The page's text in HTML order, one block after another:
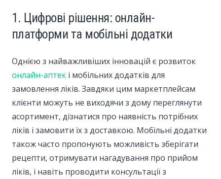
1. Цифрові рішення: онлайн-
платформи та мобільні додатки
Однією з найважливіших інновацій є розвиток
онлайн-аптек і мобільних додатків для
замовлення ліків. Завдяки цим маркетплейсам
клієнти можуть не виходячи з дому переглянути
асортимент, дізнатися про наявність потрібних
ліків і замовити їх з доставкою. Мобільні додатки
також часто пропонують можливість зберігати
рецепти, отримувати нагадування про прийом
ліків, і навіть проводити консультації з